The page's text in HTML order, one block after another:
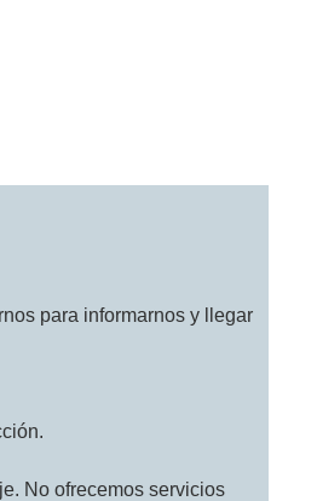
para informarnos y llegar
No ofrecemos servicios